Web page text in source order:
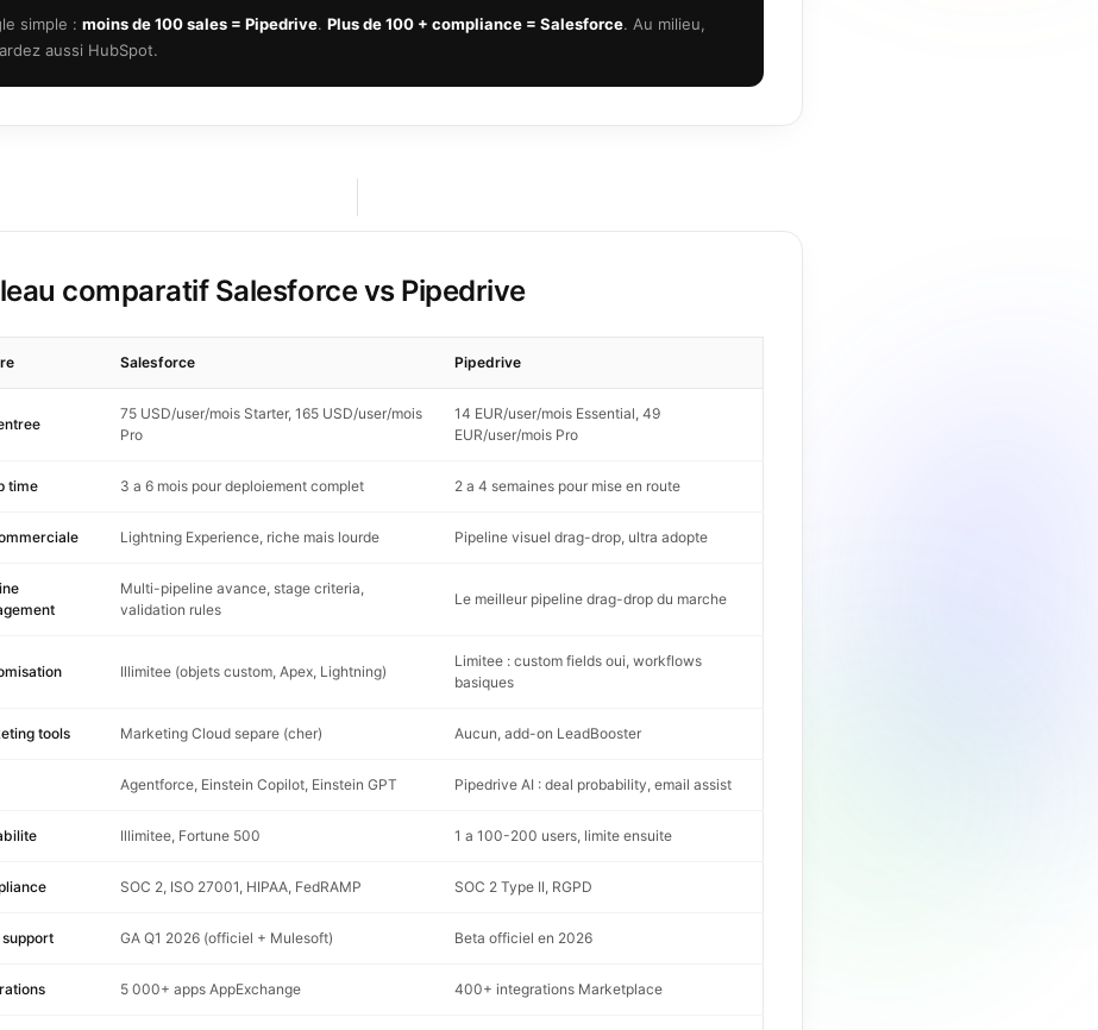
simple : moins de 100 sales = Pipedrive. Plus de 100 + compliance = Salesforce. Au milieu,
aussi HubSpot.
comparatif Salesforce vs Pipedrive
Salesforce Pipedrive
75 USD/user/mois Starter, 165 USD/user/mois
Pro
14 EUR/user/mois Essential, 49
EUR/user/mois Pro
time 3 a 6 mois pour deploiement complet 2 a 4 semaines pour mise en route
Lightning Experience, riche mais lourde Pipeline visuel drag-drop, ultra adopte
Multi-pipeline avance, stage criteria,
validation rules
Le meilleur pipeline drag-drop du marche
Illimitee (objets custom, Apex, Lightning)
Limitee : custom fields oui, workflows
basiques
tools Marketing Cloud separe (cher) Aucun, add-on LeadBooster
Agentforce, Einstein Copilot, Einstein GPT Pipedrive AI : deal probability, email assist
Illimitee, Fortune 500 1 a 100-200 users, limite ensuite
SOC 2, ISO 27001, HIPAA, FedRAMP SOC 2 Type II, RGPD
support GA Q1 2026 (officiel + Mulesoft) Beta officiel en 2026
5 000+ apps AppExchange 400+ integrations Marketplace